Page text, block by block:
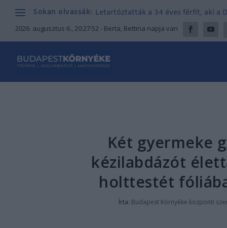
Sokan olvassák: Letartóztatták a 34 éves férfit, aki a
2026. augusztus 6., 20:27:53 - Berta, Bettina napja van
Két gyermeke
kézilabdázót
holttestét
Írta: Budapest Környéke központi